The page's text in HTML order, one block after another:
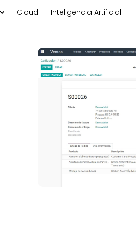
Cloud Inteligencia Artificial